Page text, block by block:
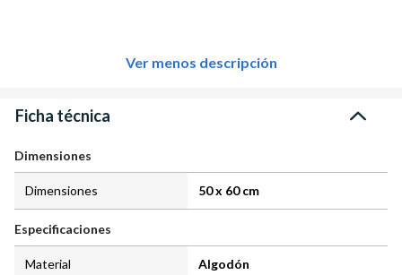
Ver menos descripción
Ficha técnica
Dimensiones
Dimensiones 50 x 60 cm
Especificaciones
Material Algodón